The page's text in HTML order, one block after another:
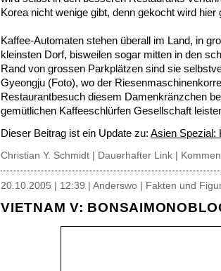
Korea nicht wenige gibt, denn gekocht wird
Kaffee-Automaten stehen überall im Land, in
kleinsten Dorf, bisweilen sogar mitten in den
Rand von grossen Parkplätzen sind sie
Gyeongju (Foto), wo der
Restaurantbesuch diesem Damenkränzchen
gemütlichen Kaffeeschlürfen Gesellschaft
Dieser Beitrag ist ein Update zu: Asien Spezial:
Christian Y. Schmidt | Dauerhafter Link
20.10.2005 | 12:39 | Anderswo | Fakten und
VIETNAM V: